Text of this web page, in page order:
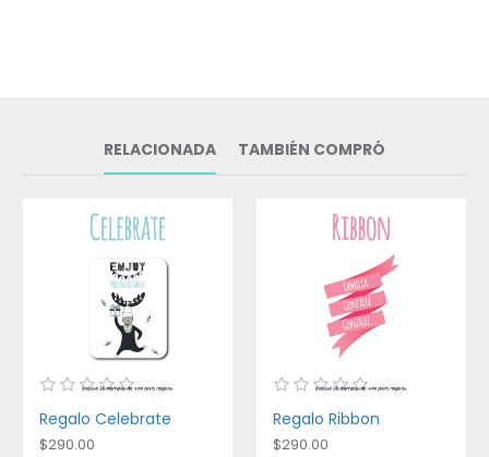
RELACIONADA TAMBIÉN COMPRÓ
Regalo Celebrate
$290.00
Regalo Ribbon
$290.00